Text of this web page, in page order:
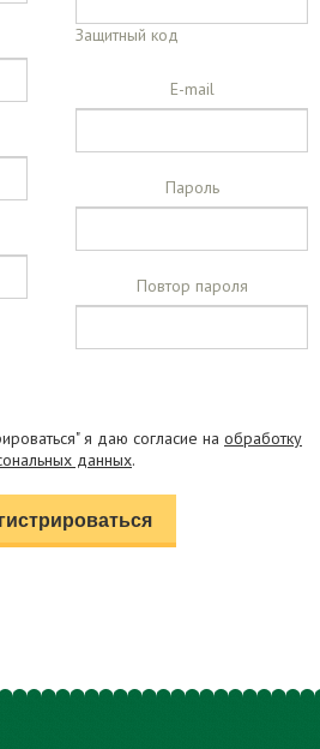
Защитный код
E-mail
Пароль
Повтор пароля
я даю согласие на обработку
данных.